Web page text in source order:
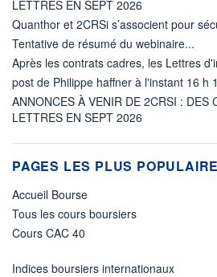
LETTRES EN SEPT 2026
Quanthor et 2CRSi s’associent pour
Tentative de résumé du webinaire...
Après les contrats cadres, les Lettres
post de Philippe haffner à l'instant 16 h
ANNONCES À VENIR DE 2CRSI : DES
LETTRES EN SEPT 2026
PAGES LES PLUS
Accueil Bourse
Tous les cours boursiers
Cours CAC 40
Indices boursiers internationaux